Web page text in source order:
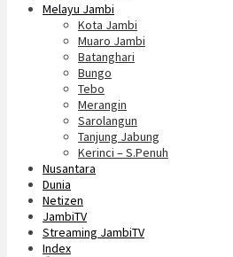
Melayu Jambi
Kota Jambi
Muaro Jambi
Batanghari
Bungo
Tebo
Merangin
Sarolangun
Tanjung Jabung
Kerinci – S.Penuh
Nusantara
Dunia
Netizen
JambiTV
Streaming JambiTV
Index